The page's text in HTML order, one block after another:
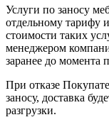
Услуги по заносу
отдельному тарифу
стоимости таких
менеджером
заранее до момента
При отказе
заносу, доставка
разгрузки.